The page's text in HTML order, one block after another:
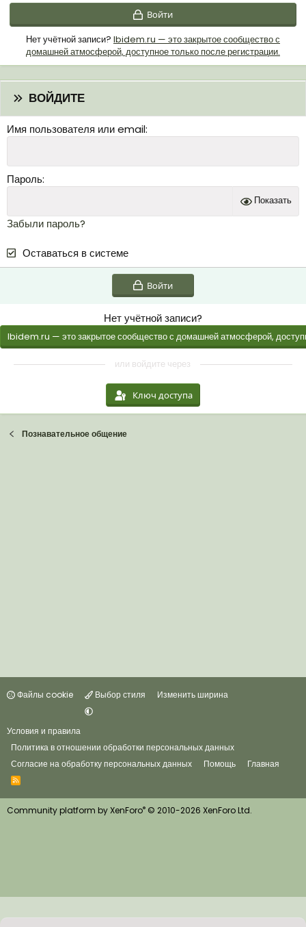
Войти
Нет учётной записи? Ibidem.ru — это закрытое сообщество с
домашней атмосферой, доступное только после регистрации.
ВОЙДИТЕ
Имя пользователя или email
Пароль
Показать
Забыли пароль?
Оставаться в системе
Войти
Нет учётной записи?
Ibidem.ru — это закрытое сообщество с домашней атмосферой,
или войдите через
Ключ доступа
Познавательное общение
Файлы cookie Выбор стиля Изменить ширина
Условия и правила
Политика в отношении обработки персональных данных
Согласие на обработку персональных данных
Помощь Главная
R
S
S
Community platform by XenForo® © 2010-2026 XenForo Ltd.